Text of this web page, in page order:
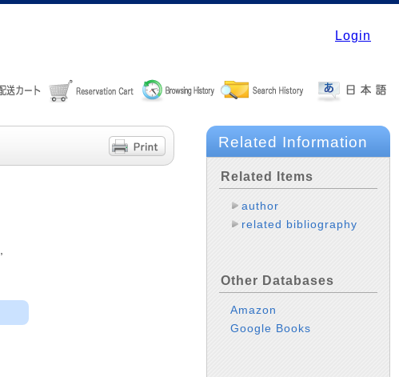
Login
Related Information
Related Items
author
related bibliography
Other Databases
Amazon
Google Books